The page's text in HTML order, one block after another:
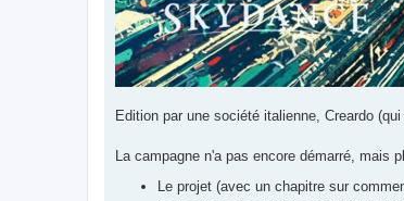
Edition par une société italienne, Creardo
La campagne n'a pas encore démarré, mais
Le projet (avec un chapitre sur